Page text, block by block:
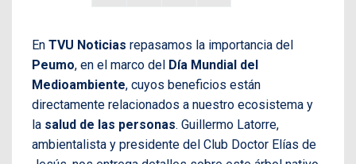
En TVU Noticias repasamos la importancia del
Peumo, en el marco del Día Mundial del
Medioambiente, cuyos beneficios están
directamente relacionados a nuestro ecosistema y
la salud de las personas. Guillermo Latorre,
ambientalista y presidente del Club Doctor Elías de